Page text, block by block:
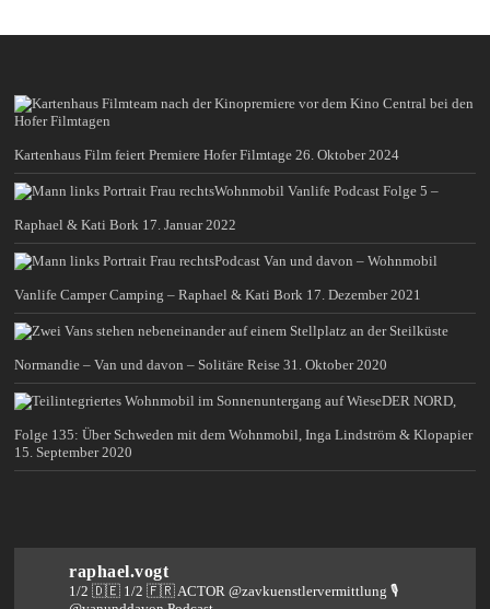
Kartenhaus Film feiert Premiere Hofer Filmtage 26. Oktober 2024
Wohnmobil Vanlife Podcast Folge 5 –
Raphael & Kati Bork 17. Januar 2022
Podcast Van und davon – Wohnmobil
Vanlife Camper Camping – Raphael & Kati Bork 17. Dezember 2021
Normandie – Van und davon – Solitäre Reise 31. Oktober 2020
DER NORD,
Folge 135: Über Schweden mit dem Wohnmobil, Inga Lindström & Klopapier
15. September 2020
raphael.vogt
1/2 🇩🇪 1/2 🇫🇷 ACTOR @zavkuenstlervermittlung🎙️